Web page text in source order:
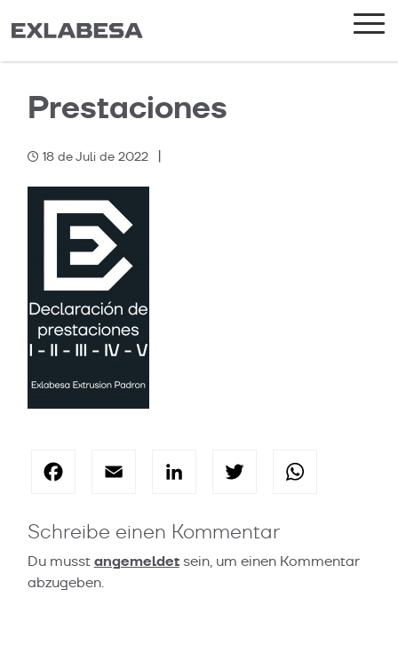
Prestaciones
18 de Juli de 2022 |
Categories
Facebook
Email LinkedInTwitter
Schreibe einen Kommentar
Du musstangemeldetsein, um einen Kommentar
abzugeben.